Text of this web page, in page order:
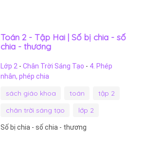
Toán 2 - Tập Hai | Số bị chia - số
chia - thương
Lớp 2 - Chân Trời Sáng Tạo - 4. Phép
nhân, phép chia
sách giáo khoa toán
tập 2
chân trời sáng tạo
lớp 2
Số bị chia - số chia - thương